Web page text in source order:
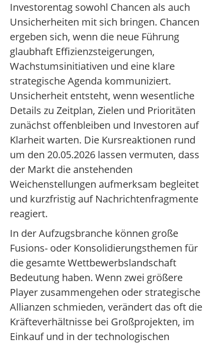
Investorentag sowohl Chancen als auch
Unsicherheiten mit sich bringen. Chancen
ergeben sich, wenn die neue Führung
glaubhaft Effizienzsteigerungen,
Wachstumsinitiativen und eine klare
strategische Agenda kommuniziert.
Unsicherheit entsteht, wenn wesentliche
Details zu Zeitplan, Zielen und Prioritäten
zunächst offenbleiben und Investoren auf
Klarheit warten. Die Kursreaktionen rund
um den 20.05.2026 lassen vermuten, dass
der Markt die anstehenden
Weichenstellungen aufmerksam begleitet
und kurzfristig auf Nachrichtenfragmente
reagiert.
In der Aufzugsbranche können große
Fusions- oder Konsolidierungsthemen für
die gesamte Wettbewerbslandschaft
Bedeutung haben. Wenn zwei größere
Player zusammengehen oder strategische
Allianzen schmieden, verändert das oft die
Kräfteverhältnisse bei Großprojekten, im
Einkauf und in der technologischen